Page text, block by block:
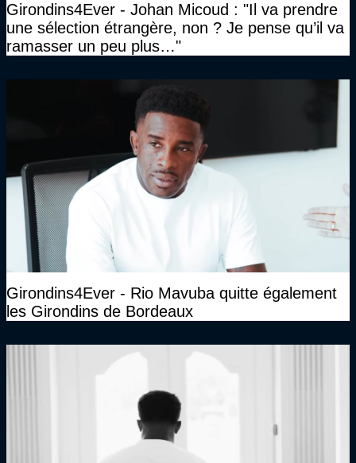
Girondins4Ever - Johan Micoud : "Il va prendre
une sélection étrangère, non ? Je pense qu’il va
ramasser un peu plus…"
Girondins4Ever - Rio Mavuba quitte également
les Girondins de Bordeaux